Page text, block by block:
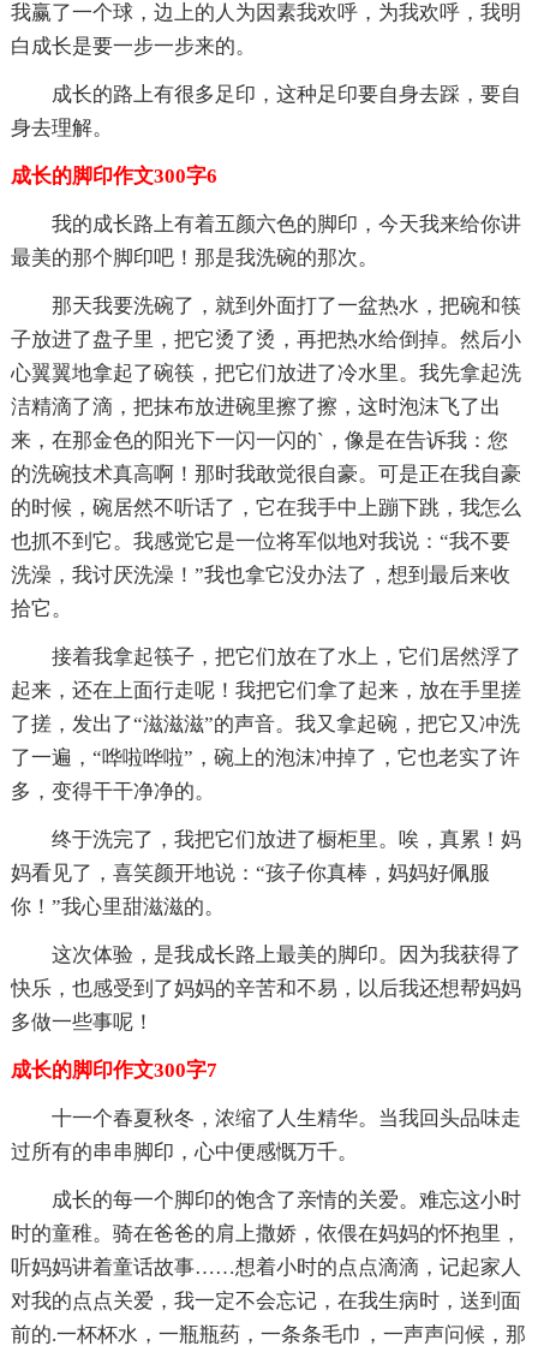
我赢了一个球，边上的人为因素我欢呼，为我欢呼，我明
白成长是要一步一步来的。
成长的路上有很多足印，这种足印要自身去踩，要自
身去理解。
成长的脚印作文300字6
我的成长路上有着五颜六色的脚印，今天我来给你讲
最美的那个脚印吧！那是我洗碗的那次。
那天我要洗碗了，就到外面打了一盆热水，把碗和筷
子放进了盘子里，把它烫了烫，再把热水给倒掉。然后小
心翼翼地拿起了碗筷，把它们放进了冷水里。我先拿起洗
洁精滴了滴，把抹布放进碗里擦了擦，这时泡沫飞了出
来，在那金色的阳光下一闪一闪的`，像是在告诉我：您
的洗碗技术真高啊！那时我敢觉很自豪。可是正在我自豪
的时候，碗居然不听话了，它在我手中上蹦下跳，我怎么
也抓不到它。我感觉它是一位将军似地对我说：“我不要
洗澡，我讨厌洗澡！”我也拿它没办法了，想到最后来收
拾它。
接着我拿起筷子，把它们放在了水上，它们居然浮了
起来，还在上面行走呢！我把它们拿了起来，放在手里搓
了搓，发出了“滋滋滋”的声音。我又拿起碗，把它又冲洗
了一遍，“哗啦哗啦”，碗上的泡沫冲掉了，它也老实了许
多，变得干干净净的。
终于洗完了，我把它们放进了橱柜里。唉，真累！妈
妈看见了，喜笑颜开地说：“孩子你真棒，妈妈好佩服
你！”我心里甜滋滋的。
这次体验，是我成长路上最美的脚印。因为我获得了
快乐，也感受到了妈妈的辛苦和不易，以后我还想帮妈妈
多做一些事呢！
成长的脚印作文300字7
十一个春夏秋冬，浓缩了人生精华。当我回头品味走
过所有的串串脚印，心中便感慨万千。
成长的每一个脚印的饱含了亲情的关爱。难忘这小时
时的童稚。骑在爸爸的肩上撒娇，依偎在妈妈的怀抱里，
听妈妈讲着童话故事……想着小时的点点滴滴，记起家人
对我的点点关爱，我一定不会忘记，在我生病时，送到面
前的.一杯杯水，一瓶瓶药，一条条毛巾，一声声问候，那